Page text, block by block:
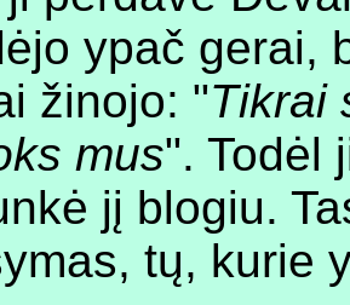
ypač gerai,
žinojo: "Tikrai
mus". Todėl
jį blogiu.
tų, kurie